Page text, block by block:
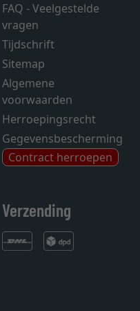
FAQ - Veelgestelde
vragen
Tijdschrift
Sitemap
Algemene
voorwaarden
Herroepingsrecht
Gegevensbescherming
Contract herroepen
Verzending